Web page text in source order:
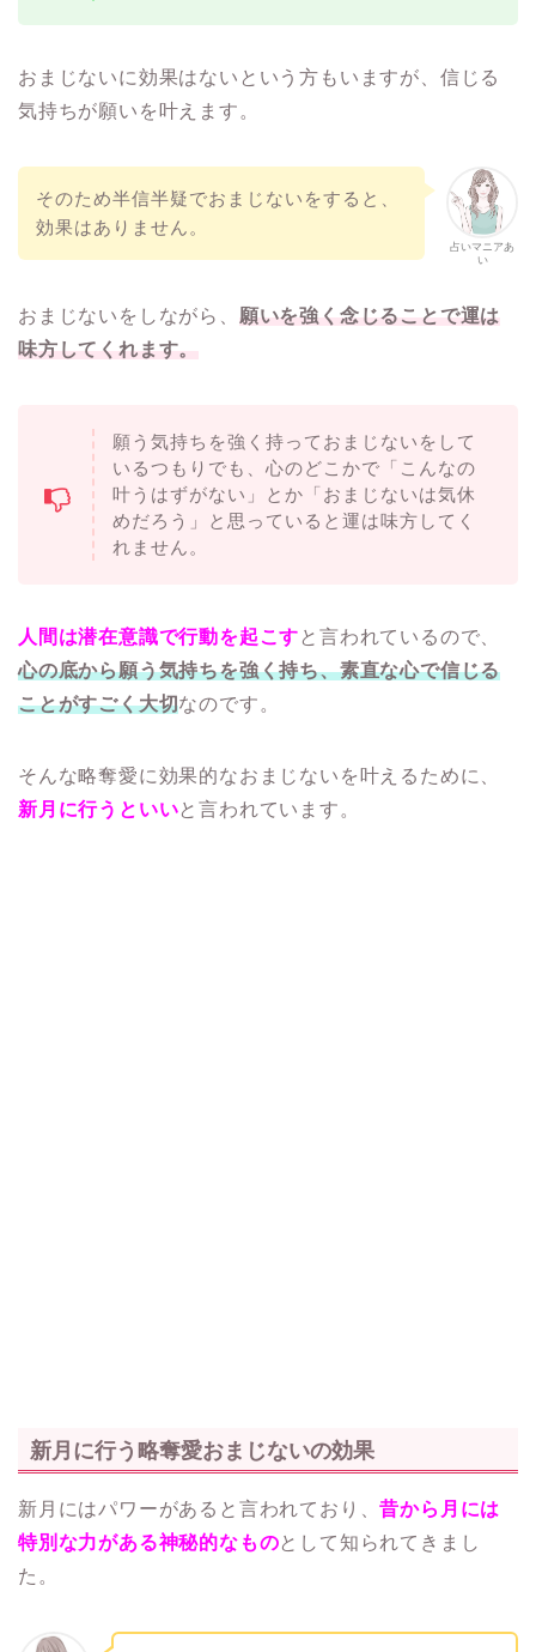
おまじないに効果はないという方もいますが、信じる
気持ちが願いを叶えます。
占いマニアあ
い
そのため半信半疑でおまじないをすると、
効果はありません。
おまじないをしながら、 願いを強く念じることで運は
味方してくれます。
願う気持ちを強く持っておまじないをして
いるつもりでも、心のどこかで「こんなの
叶うはずがない」とか「おまじないは気休
めだろう」と思っていると運は味方してく
れません。
人間は潜在意識で行動を起こす と言われているので、
心の底から願う気持ちを強く持ち、素直な心で信じる
ことがすごく大切なのです。
そんな略奪愛に効果的なおまじないを叶えるために、
新月に行うといいと言われています。
新月に行う略奪愛おまじないの効果
新月にはパワーがあると言われており、昔から月には
特別な力がある神秘的なものとして知られてきまし
た。